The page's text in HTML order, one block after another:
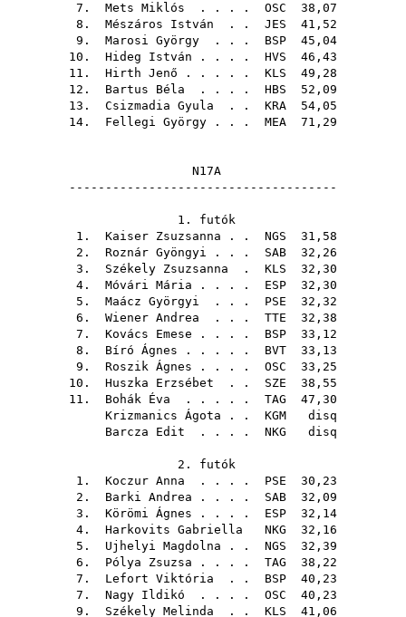
7. Mets Miklós . . . . OSC 38,07
8. Mészáros István . . JES 41,52
9. Marosi György . . . BSP 45,04
10. Hideg István . . . . HVS 46,43
11. Hirth Jenő . . . . . KLS 49,28
12. Bartus Béla . . . . HBS 52,09
13. Csizmadia Gyula . . KRA 54,05
14. Fellegi György . . . MEA 71,29
N17A
-------------------------------------
1. futók
1. Kaiser Zsuzsanna . . NGS 31,58
2. Roznár Gyöngyi . . . SAB 32,26
3. Székely Zsuzsanna . KLS 32,30
4. Móvári Mária . . . . ESP 32,30
5. Maácz Györgyi . . . PSE 32,32
6. Wiener Andrea . . . TTE 32,38
7. Kovács Emese . . . . BSP 33,12
8. Bíró Ágnes . . . . . BVT 33,13
9. Roszik Ágnes . . . . OSC 33,25
10. Huszka Erzsébet . . SZE 38,55
11. Bohák Éva . . . . . TAG 47,30
Krizmanics Ágota . . KGM disq
Barcza Edit . . . . NKG disq
2. futók
1. Koczur Anna . . . . PSE 30,23
2. Barki Andrea . . . . SAB 32,09
3. Körömi Ágnes . . . . ESP 32,14
4. Harkovits Gabriella NKG 32,16
5. Ujhelyi Magdolna . . NGS 32,39
6. Pólya Zsuzsa . . . . TAG 38,22
7. Lefort Viktória . . BSP 40,23
7. Nagy Ildikó . . . . OSC 40,23
9. Székely Melinda . . KLS 41,06